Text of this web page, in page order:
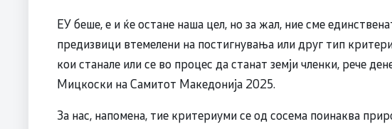
ЕУ беше, е и ќе остане наша цел, но за жал, ние сме
предизвици втемелени на постигнувања или друг тип
кои станале или се во процес да станат земји членки, рече
Мицкоски на Самитот Македонија 2025.
За нас, напомена, тие критериуми се од сосема поинаква